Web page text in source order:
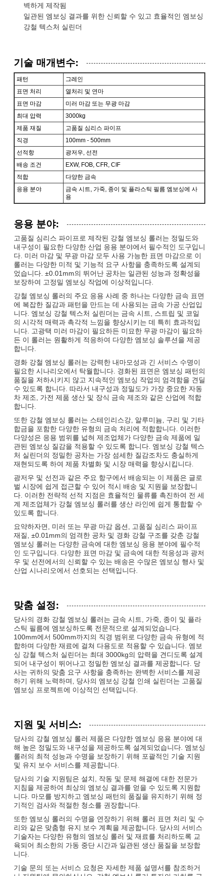
벽하게 제작됨
일관된 엠보싱 결과를 위한 신뢰할 수 있고 효율적인 엠보싱
강철 텍스처 실린더
기술 매개변수:
패턴
그레인
표면 처리
열처리 및 연마
표면 마감
미러 마감 또는 무광 마감
최대 압력
3000kg
제품 재질
고품질 심리스 파이프
직경
100mm - 500mm
선적항
광저우, 선전
배송 조건
EXW, FOB, CFR, CIF
적합
다양한 금속
응용 분야
금속 시트, 가죽, 종이 및 플라스틱 필름 엠보싱에 사
용
응용 분야:
고품질 심리스 파이프로 제작된 강철 엠보싱 롤러는 정밀도와
내구성이 필요한 다양한 산업 응용 분야에서 필수적인 도구입니
다. 미러 마감 및 무광 마감 모두 사용 가능한 표면 마감으로 이
롤러는 다양한 미적 및 기능적 요구 사항을 충족하도록 설계되
었습니다. ±0.01mm의 뛰어난 공차는 일관된 성능과 정확성을
보장하여 고정밀 엠보싱 작업에 이상적입니다.
강철 엠보싱 롤러의 주요 응용 사례 중 하나는 다양한 금속 표면
에 복잡한 질감과 패턴을 만드는 데 사용되는 금속 가공 산업입
니다. 엠보싱 강철 텍스처 실린더는 금속 시트, 스트립 및 코일
의 시각적 매력과 촉각적 느낌을 향상시키는 데 특히 효과적입
니다. 고광택 미러 마감이 필요하든 미묘한 무광 마감이 필요하
든 이 롤러는 원활하게 적응하여 다양한 엠보싱 솔루션을 제공
합니다.
경화 강철 엠보싱 롤러는 강력한 내마모성과 긴 서비스 수명이
필요한 시나리오에서 탁월합니다. 경화된 표면은 엠보싱 패턴의
품질을 저하시키지 않고 지속적인 엠보싱 작업의 엄격함을 견딜
수 있도록 합니다. 따라서 내구성과 정밀도가 가장 중요한 자동
차 제조, 가전 제품 생산 및 장식 금속 제조와 같은 산업에 적합
합니다.
또한 강철 엠보싱 롤러는 스테인리스강, 알루미늄, 구리 및 기타
합금을 포함한 다양한 유형의 금속 처리에 적합합니다. 이러한
다양성은 응용 범위를 넓혀 제조업체가 다양한 금속 제품에 일
관된 엠보싱 질감을 적용할 수 있도록 합니다. 엠보싱 강철 텍스
처 실린더의 정밀한 공차는 가장 섬세한 질감조차도 충실하게
재현되도록 하여 제품 차별화 및 시장 매력을 향상시킵니다.
광저우 및 선전과 같은 주요 항구에서 배송되는 이 제품은 글로
벌 시장에 쉽게 접근할 수 있어 적시 배송 및 지원을 보장합니
다. 이러한 전략적 선적 지점은 효율적인 물류를 촉진하여 전 세
계 제조업체가 강철 엠보싱 롤러를 생산 라인에 쉽게 통합할 수
있도록 합니다.
요약하자면, 미러 또는 무광 마감 옵션, 고품질 심리스 파이프
재질, ±0.01mm의 엄격한 공차 및 경화 강철 구조를 갖춘 강철
엠보싱 롤러는 다양한 금속에 대한 엠보싱 응용 분야에 필수적
인 도구입니다. 다양한 표면 마감 및 금속에 대한 적응성과 광저
우 및 선전에서의 신뢰할 수 있는 배송은 수많은 엠보싱 행사 및
산업 시나리오에서 선호되는 선택입니다.
맞춤 설정:
당사의 경화 강철 엠보싱 롤러는 금속 시트, 가죽, 종이 및 플라
스틱 필름에 엠보싱하도록 전문적으로 설계되었습니다.
100mm에서 500mm까지의 직경 범위로 다양한 금속 유형에 적
합하며 다양한 재료에 걸쳐 다용도로 적용할 수 있습니다. 엠보
싱 강철 텍스처 실린더는 최대 3000kg의 압력을 견디도록 설계
되어 내구성이 뛰어나고 정밀한 엠보싱 결과를 제공합니다. 당
사는 귀하의 맞춤 요구 사항을 충족하는 완벽한 서비스를 제공
하기 위해 노력하며, 당사의 엠보싱 강철 인쇄 실린더는 고품질
엠보싱 프로젝트에 이상적인 선택입니다.
지원 및 서비스:
당사의 강철 엠보싱 롤러 제품은 다양한 엠보싱 응용 분야에 대
해 높은 정밀도와 내구성을 제공하도록 설계되었습니다. 엠보싱
롤러의 최적 성능과 수명을 보장하기 위해 포괄적인 기술 지원
및 유지 보수 서비스를 제공합니다.
당사의 기술 지원팀은 설치, 작동 및 문제 해결에 대한 전문가
지침을 제공하여 최상의 엠보싱 결과를 얻을 수 있도록 지원합
니다. 마모를 방지하고 엠보싱 패턴의 품질을 유지하기 위해 정
기적인 검사와 적절한 청소를 권장합니다.
또한 엠보싱 롤러의 수명을 연장하기 위해 롤러 표면 처리 및 수
리와 같은 맞춤형 유지 보수 계획을 제공합니다. 당사의 서비스
기술자는 다양한 유형의 엠보싱 롤러 및 재료를 처리하도록 교
육되어 최소한의 가동 중단 시간과 일관된 생산 품질을 보장합
니다.
기술 문의 또는 서비스 요청은 자세한 제품 설명서를 참조하거